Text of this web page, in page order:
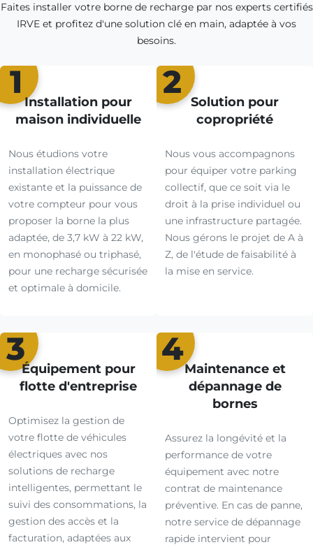
Faites installer votre borne de recharge par nos experts certifiés
IRVE et profitez d'une solution clé en main, adaptée à vos
besoins.
1
Installation pour
maison individuelle
Nous étudions votre
installation électrique
existante et la puissance de
votre compteur pour vous
proposer la borne la plus
adaptée, de 3,7 kW à 22 kW,
en monophasé ou triphasé,
pour une recharge sécurisée
et optimale à domicile.
2
Solution pour
copropriété
Nous vous accompagnons
pour équiper votre parking
collectif, que ce soit via le
droit à la prise individuel ou
une infrastructure partagée.
Nous gérons le projet de A à
Z, de l'étude de faisabilité à
la mise en service.
3
Équipement pour
flotte d'entreprise
Optimisez la gestion de
votre flotte de véhicules
électriques avec nos
solutions de recharge
intelligentes, permettant le
suivi des consommations, la
gestion des accès et la
facturation, adaptées aux
4
Maintenance et
dépannage de
bornes
Assurez la longévité et la
performance de votre
équipement avec notre
contrat de maintenance
préventive. En cas de panne,
notre service de dépannage
rapide intervient pour